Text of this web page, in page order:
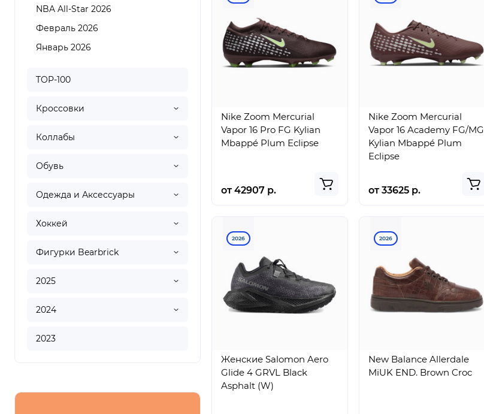
NBA All-Star 2026
Февраль 2026
Январь 2026
TOP-100
Кроссовки
Коллабы
Обувь
Одежда и Аксессуары
Хоккей
Фигурки Bearbrick
2025
2024
2023
Nike Zoom Mercurial
Vapor 16 Pro FG Kylian
Mbappé Plum Eclipse
от 42907 р.
Nike Zoom Mercurial
Vapor 16 Academy FG/MG
Kylian Mbappé Plum
Eclipse
от 33625 р.
2026
Женские Salomon Aero
Glide 4 GRVL Black
Asphalt (W)
2026
New Balance Allerdale
MiUK END. Brown Croc